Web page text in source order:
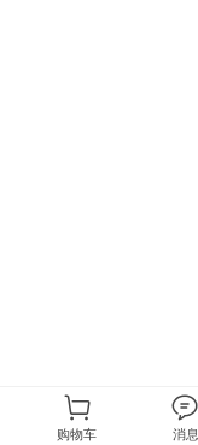
购物车 消息